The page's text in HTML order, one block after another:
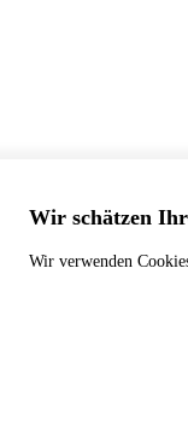
Wir schätzen
Wir verwenden